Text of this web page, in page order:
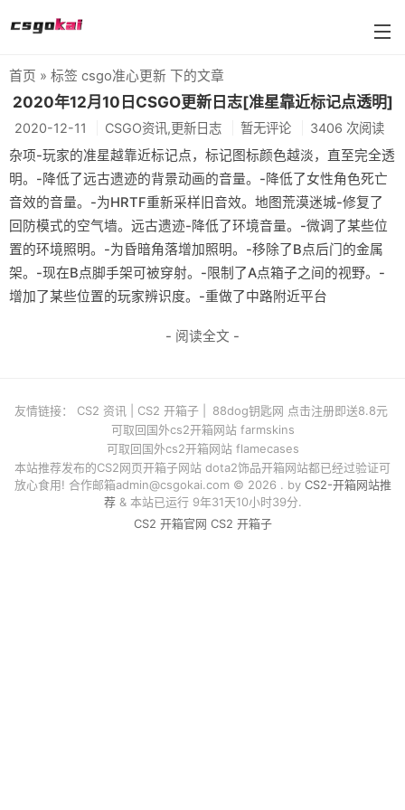
farmskins
88dog
flamecases
88hash-jp
首页 » 标签 csgo准心更新 下的文章
2020年12月10日CSGO更新日志[准星靠近标记点透明]
2020-12-11 CSGO资讯,更新日志 暂无评论 3406 次阅读
杂项-玩家的准星越靠近标记点，标记图标颜色越淡，直至完全透
明。-降低了远古遗迹的背景动画的音量。-降低了女性角色死亡
音效的音量。-为HRTF重新采样旧音效。地图荒漠迷城-修复了
回防模式的空气墙。远古遗迹-降低了环境音量。-微调了某些位
置的环境照明。-为昏暗角落增加照明。-移除了B点后门的金属
架。-现在B点脚手架可被穿射。-限制了A点箱子之间的视野。-
增加了某些位置的玩家辨识度。-重做了中路附近平台
- 阅读全文 -
友情链接： CS2 资讯 CS2 开箱子
88dog钥匙网 点击注册即送8.8元
可取回国外cs2开箱网站 farmskins
可取回国外cs2开箱网站 flamecases
本站推荐发布的CS2网页开箱子网站 dota2饰品开箱网站都已经过验证可
放心食用! 合作邮箱admin@csgokai.com© 2026 . by CS2-开箱网站推
荐& 本站已运行 9年31天10小时39分.
CS2 开箱官网 CS2 开箱子